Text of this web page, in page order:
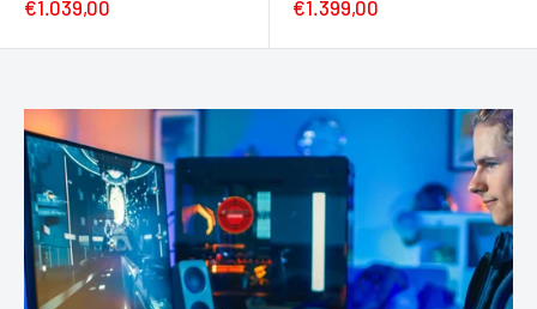
Verkoopprijs
€1.039,00 Verkoopprijs
€1.399,00